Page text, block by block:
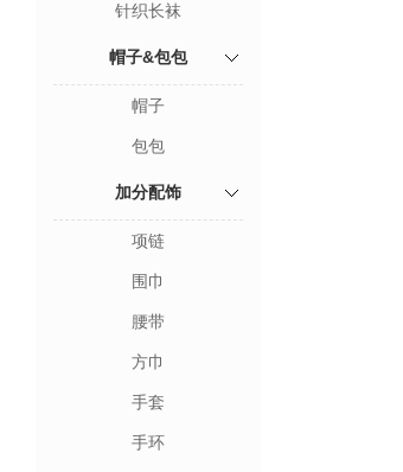
针织长袜
帽子&包包
帽子
包包
加分配饰
项链
围巾
腰带
方巾
手套
手环